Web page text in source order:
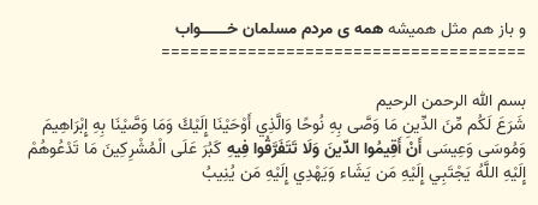
و باز هم مثل همیشههمه ی مردم مسلمان خـــــــــــواب
======================================
بسم الله الرحمن الرحيم
شَرَعَ لَكُم مِّنَ الدِّينِ مَا وَصَّى بِهِ نُوحًا وَالَّذِي أَوْحَيْنَا إِلَيْكَ وَمَا وَصَّيْنَا بِهِ إِبْرَاهِيمَ
وَمُوسَى وَعِيسَىأَنْ أَقِيمُوا الدِّينَ وَلَا تَتَفَرَّقُوا فِيهِ كَبُرَ عَلَى الْمُشْرِكِينَ مَا تَدْعُوهُمْ
إِلَيْهِ اللَّهُ يَجْتَبِي إِلَيْهِ مَن يَشَاء وَيَهْدِي إِلَيْهِ مَن يُنِيبُ